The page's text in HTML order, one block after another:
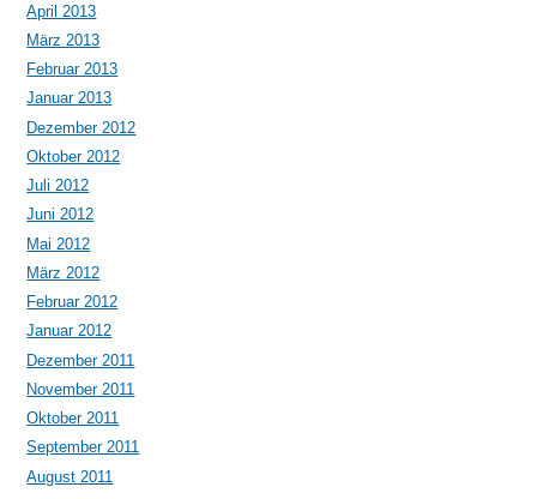
April 2013
März 2013
Februar 2013
Januar 2013
Dezember 2012
Oktober 2012
Juli 2012
Juni 2012
Mai 2012
März 2012
Februar 2012
Januar 2012
Dezember 2011
November 2011
Oktober 2011
September 2011
August 2011